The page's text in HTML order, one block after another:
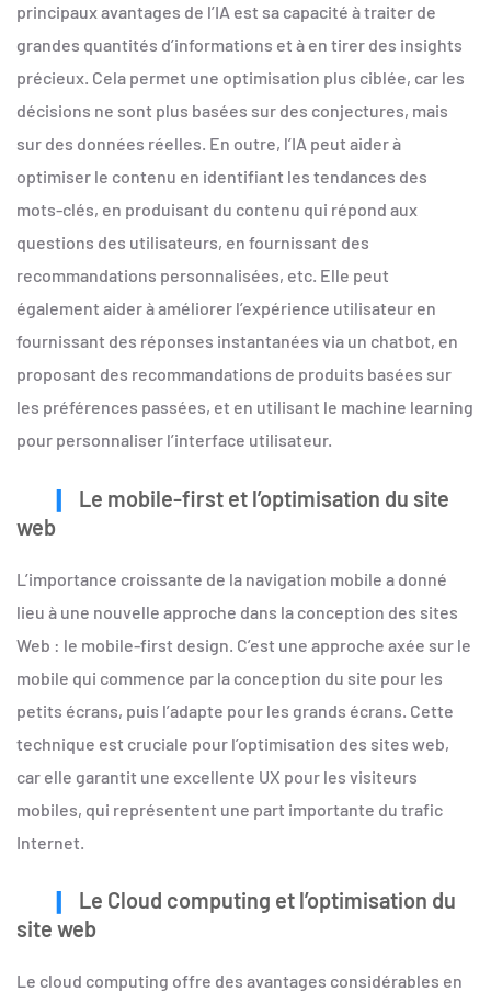
principaux avantages de l’IA est sa capacité à traiter de
grandes quantités d’informations et à en tirer des insights
précieux. Cela permet une optimisation plus ciblée, car les
décisions ne sont plus basées sur des conjectures, mais
sur des données réelles. En outre, l’IA peut aider à
optimiser le contenu en identifiant les tendances des
mots-clés, en produisant du contenu qui répond aux
questions des utilisateurs, en fournissant des
recommandations personnalisées, etc. Elle peut
également aider à améliorer l’expérience utilisateur en
fournissant des réponses instantanées via un chatbot, en
proposant des recommandations de produits basées sur
les préférences passées, et en utilisant le machine learning
pour personnaliser l’interface utilisateur.
Le mobile-first et l’optimisation du site
web
L’importance croissante de la navigation mobile a donné
lieu à une nouvelle approche dans la conception des sites
Web : le mobile-first design. C’est une approche axée sur le
mobile qui commence par la conception du site pour les
petits écrans, puis l’adapte pour les grands écrans. Cette
technique est cruciale pour l’optimisation des sites web,
car elle garantit une excellente UX pour les visiteurs
mobiles, qui représentent une part importante du trafic
Internet.
Le Cloud computing et l’optimisation du
site web
Le cloud computing offre des avantages considérables en